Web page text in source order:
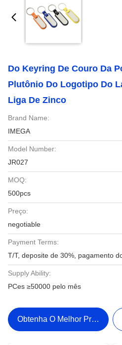
Do Keyring De Couro Da
Plutônio Do Logotipo Do
Liga De Zinco
Brand Name:
IMEGA
Model Number:
JR027
MOQ:
500pcs
Preço:
negotiable
Payment Terms:
T/T, deposite de 30%, pagamento
Supply Ability:
PCes ≥50000 pelo mês
Obtenha O Melhor Preço